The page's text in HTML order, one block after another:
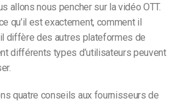
allons nous pencher sur la vidéo OTT.
qu’il est exactement, comment il
diffère des autres plateformes de
différents types d’utilisateurs peuvent
quatre conseils aux fournisseurs de